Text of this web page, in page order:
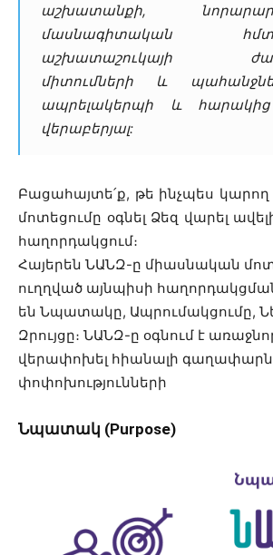
աշխատանքի,
մասնագիտական
աշխատաշուկայի
միտումների և
ապրելակերպի և հարակից
վերաբերյալ:
Բացահայտե՛ք, թե ինչպես կարող
մոտեցումը օգնել Ձեզ վարել
հաղորդակցում։
Հայերեն ՆԱՆԶ-ը միասնական
ուղղված այնպիսի
են Նպատակը, Ապրումակցումը,
Զրույցը։ ՆԱՆԶ-ը օգնում է
վերափոխել հիանալի
փոփոխությունների
Նպատակ (Purpose)